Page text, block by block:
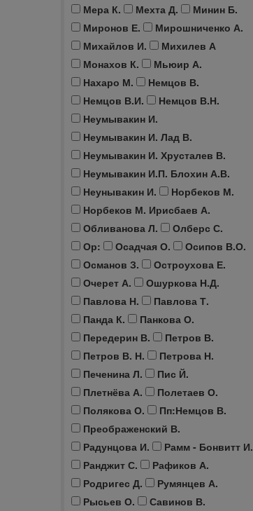
Мера К.
Мехта Д.
Минин Б.
Миронов Е.
Мирошниченко А.
Михайлов И.
Михилев А
Монахов К.
Мьюир А.
Нахаро М.
Немцов В.
Немцов В.И.
Немцов В.Н.
Неумывакин И.
Неумывакин И. Лад В.
Неумывакин И. Хрусталев В.
Неумывакин И.П. Блохин А.В.
Неунывакин И.
Норбеков М.
Норбеков М. Ирисбаев А.
Обливанова Л.
Олберс С.
Ор:
Осадчая О.
Осипов В.О.
Османов З.
Остроухова Е.
Очерет А.
Ошуркова Н.Д.
Павлова Н.
Павлова Т.
Панда К.
Панкова О.
Передерин В.
Петров В.
Петров В. Н.
Петрова Н.
Печенина Л.
Пис Й.
Плетнёва А.
Полетаев О.
Полякова О.
Пп:Немцов В.
Преображенский В.
Радунцова И.
Рамм - Бонвитт И.
Ранджит С.
Рафиков А.
Родригес Д.
Румянцев А.
Рысьев О.
Савинов В.